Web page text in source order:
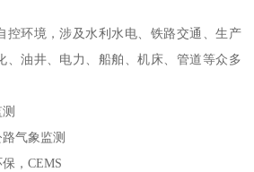
控环境，涉及水利水电、铁路交通、生产
、油井、电力、船舶、机床、管道等众多
气象监测
，CEMS